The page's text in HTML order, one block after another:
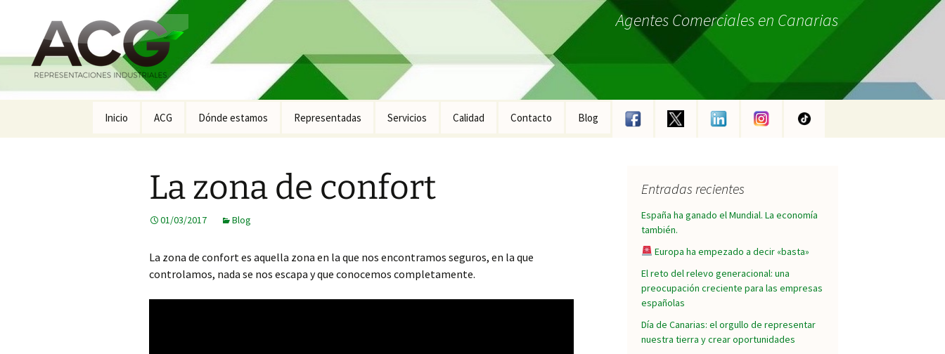
Agentes Comerciales en Canarias
contenido
Inicio ACG Dónde estamos Representadas
Producto Construcción
Laboral
Servicios Calidad Contacto Blog
La zona de confort
01/03/2017 Blog
La zona de confort es aquella zona en la que nos encontramos seguros, en la que
controlamos, nada se nos escapa y que conocemos completamente.
Entradas recientes
España ha ganado el Mundial. La economía
también.
Europa ha empezado a decir «basta»
El reto del relevo generacional: una
preocupación creciente para las empresas
españolas
Día de Canarias: el orgullo de representar
nuestra tierra y crear oportunidades